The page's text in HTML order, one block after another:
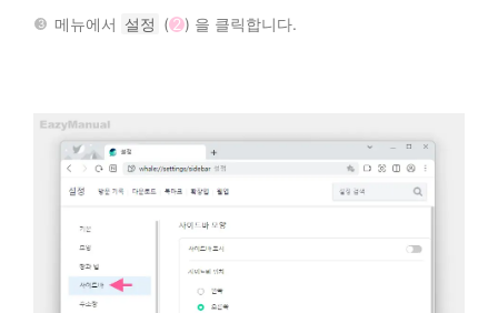
메뉴에서 설정 ( 2 ) 을 클릭합니다.